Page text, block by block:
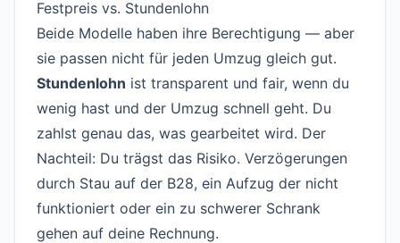
Festpreis vs. Stundenlohn
Beide Modelle haben ihre Berechtigung — aber
sie passen nicht für jeden Umzug gleich gut.
Stundenlohn ist transparent und fair, wenn du
wenig hast und der Umzug schnell geht. Du
zahlst genau das, was gearbeitet wird. Der
Nachteil: Du trägst das Risiko. Verzögerungen
durch Stau auf der B28, ein Aufzug der nicht
funktioniert oder ein zu schwerer Schrank
gehen auf deine Rechnung.